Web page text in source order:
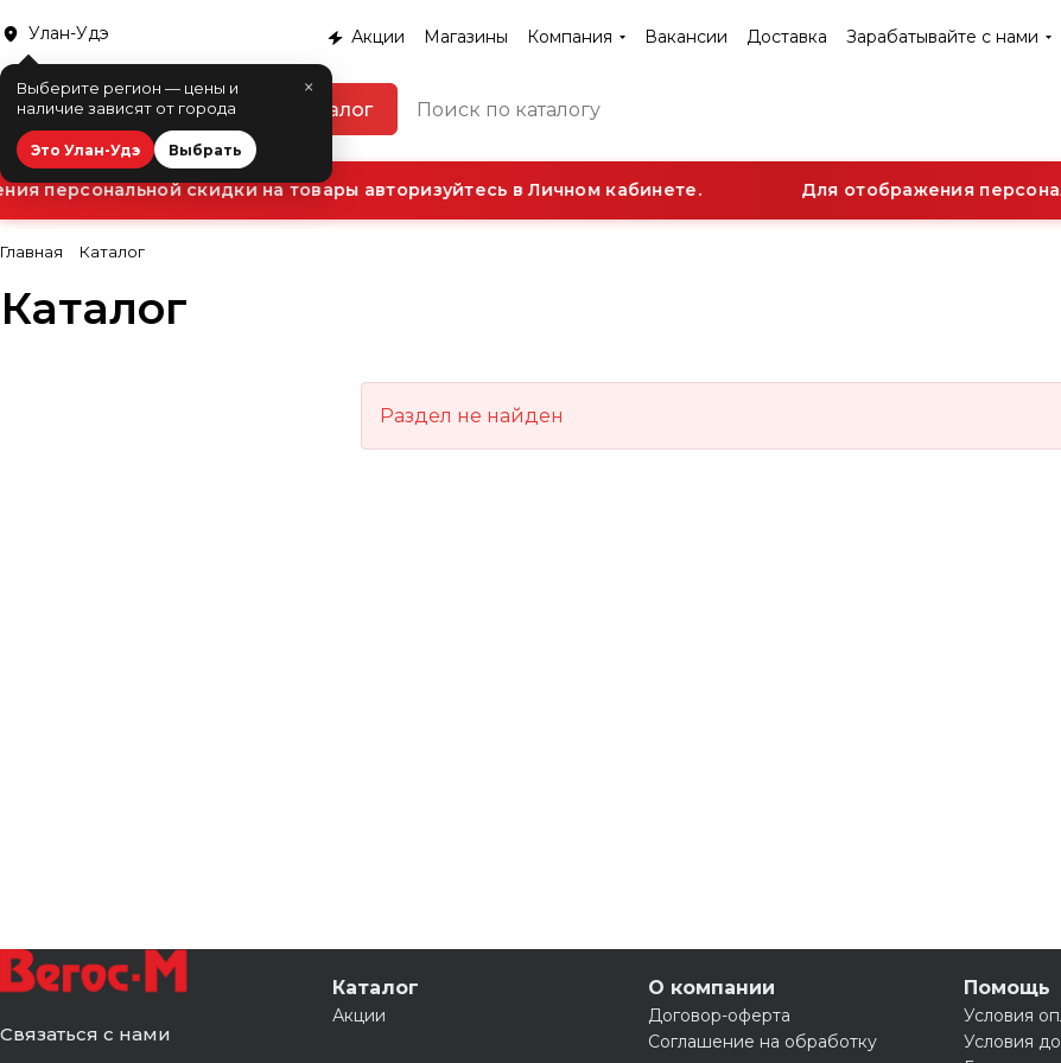
Улан-Удэ
×
Выберите регион — цены и
наличие зависят от города
Это Улан-Удэ Выбрать
Акции Магазины Компания Вакансии Доставка Зарабатывайте с нами
Каталог
персональной скидки на товары авторизуйтесь в Личном кабинете. Для отображения
Главная Каталог
Каталог
Раздел не найден
Связаться с нами
Каталог
Акции
О компании
Договор-оферта
Соглашение на обработку
Помощь
Условия
Условия